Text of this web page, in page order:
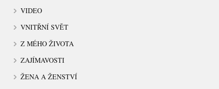
VIDEO
VNITŘNÍ SVĚT
Z MÉHO ŽIVOTA
ZAJÍMAVOSTI
ŽENA A ŽENSTVÍ